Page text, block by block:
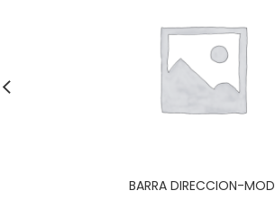
BARRA DIRECCION-MOD